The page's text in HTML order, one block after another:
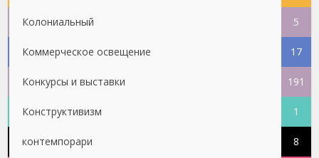
Колониальный 5
Коммерческое освещение 17
Конкурсы и выставки 191
Конструктивизм 1
контемпорари 8